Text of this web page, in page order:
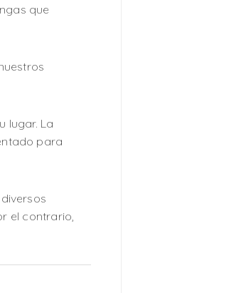
que
lugar. La
para
el contrario,